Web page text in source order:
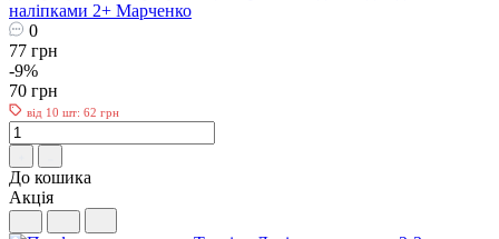
наліпками 2+ Марченко
0
77 грн
-9%
70 грн
від 10 шт: 62 грн
До кошика
Акція